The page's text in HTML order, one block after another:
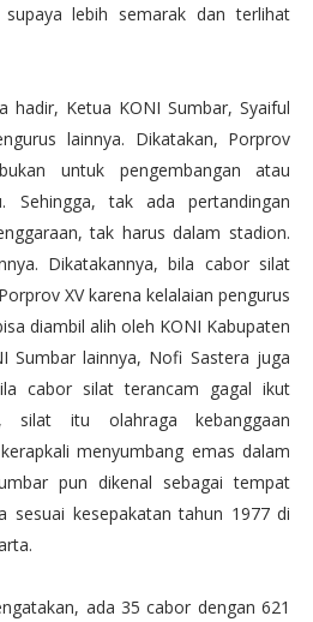
supaya lebih semarak dan terlihat
hadir, Ketua KONI Sumbar, Syaiful
lainnya. Dikatakan, Porprov
untuk pengembangan atau
Sehingga, tak ada pertandingan
tak harus dalam stadion.
Dikatakannya, bila cabor silat
XV karena kelalaian pengurus
diambil alih oleh KONI Kabupaten
Sumbar lainnya, Nofi Sastera juga
cabor silat terancam gagal ikut
silat itu olahraga kebanggaan
menyumbang emas dalam
pun dikenal sebagai tempat
sesuai kesepakatan tahun 1977 di
ada 35 cabor dengan 621